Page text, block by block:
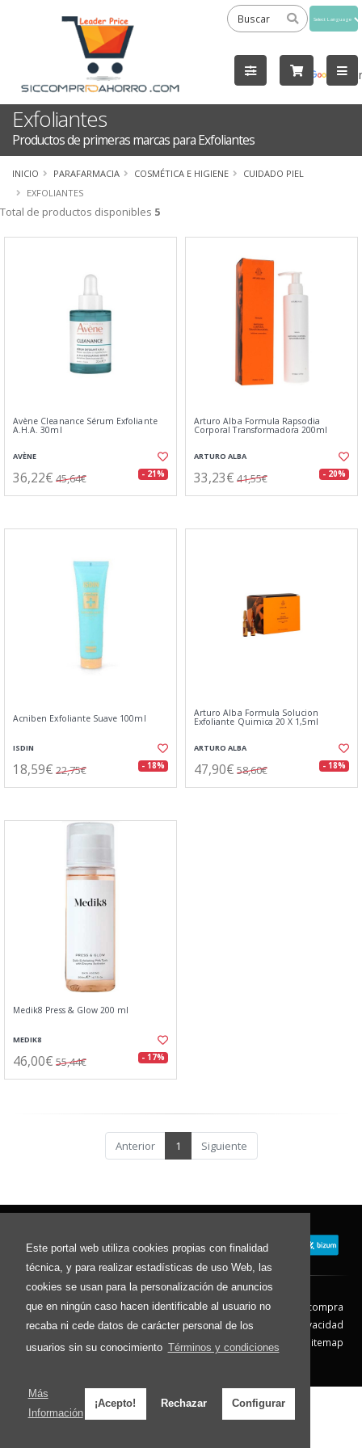
Este portal web utiliza cookies propias con finalidad
técnica, y para realizar estadísticas de uso Web, las
cookies se usan para la personalización de anuncios
que en ningún caso hacen identificable al usuario no
recaba ni cede datos de carácter personal de los
usuarios sin su conocimiento Términos y condiciones
Más
Información
¡Acepto! Rechazar Configurar
by
Exfoliantes
Productos de primeras marcas para Exfoliantes
INICIO PARAFARMACIA COSMÉTICA E HIGIENE
CUIDADO PIEL
EXFOLIANTES
Total de productos disponibles 5
Avène Cleanance Sérum Exfoliante
A.H.A. 30ml
AVÈNE
36,22€ 45,64€ - 21%
Arturo Alba Formula Rapsodia
Corporal Transformadora 200ml
ARTURO ALBA
33,23€ 41,55€ - 20%
Acniben Exfoliante Suave 100ml
ISDIN
18,59€ 22,75€ - 18%
Arturo Alba Formula Solucion
Exfoliante Quimica 20 X 1,5ml
ARTURO ALBA
47,90€ 58,60€ - 18%
Medik8 Press & Glow 200 ml
MEDIK8
46,00€ 55,44€ - 17%
Anterior 1 Siguiente
Contacto Aviso Legal
Condiciones de compra
Política de envíos
Política de devolución
Política de Privacidad
Política de Cookies
Sitemap